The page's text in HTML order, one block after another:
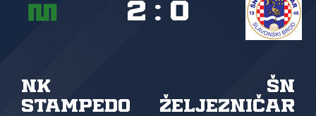
NK
Stampedo
ŠN
Željezničar
2 : 0